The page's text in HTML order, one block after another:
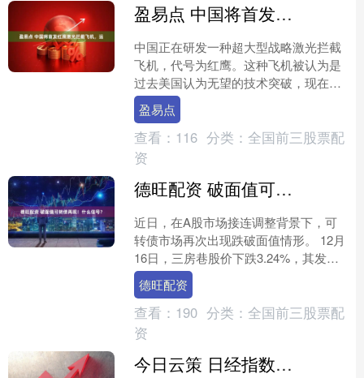
盈易点 中国将首发红鹰激光拦截飞机，运
中国正在研发一种超大型战略激光拦截
飞机，代号为红鹰。这种飞机被认为是
过去美国认为无望的技术突破，现在中
国成功实现了。简而言之，战略激光拦
截飞机就是将一台高功率激....
盈易点
查看： 116 分类： 全国前三股票配
资
德旺配资 破面值可转债再现！什么信号？
近日，在A股市场接连调整背景下，可
转债市场再次出现跌破面值情形。 12月
16日，三房巷股价下跌3.24%，其发行
的三房转债的价格同步下挫2.75%，并
跌破面值1....
德旺配资
查看： 190 分类： 全国前三股票配
资
今日云策 日经指数开盘上涨02% 韩股休市